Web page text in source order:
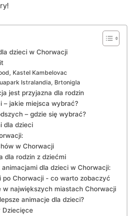
dzieci w Chorwacji
Kastel Kambelovac
Istralandia, Brtonigla
jest ⁤przyjazna ⁤dla rodzin
– jakie⁤ miejsca wybrać?
– gdzie ‌się wybrać?
dla ‌dzieci
w Chorwacji
dla ⁢rodzin z dziećmi
dla dzieci w⁣ Chorwacji:
po​ Chorwacji​ -‌ co warto ‍zobaczyć
w największych miastach Chorwacji
animacje dla⁢ dzieci?
Dziecięce